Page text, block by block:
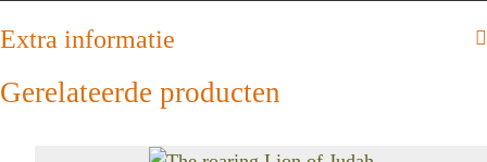
hoeveelheid
Extra informatie
Gerelateerde producten